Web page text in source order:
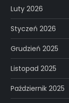
Luty 2026
Styczeń 2026
Grudzień 2025
Listopad 2025
Październik 2025